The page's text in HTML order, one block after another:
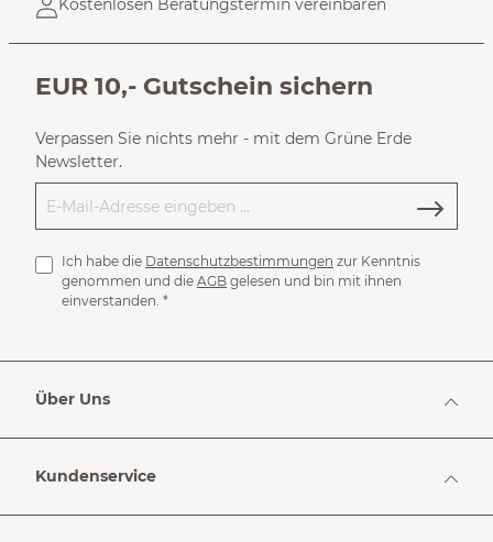
Kostenlosen Beratungstermin vereinbaren
EUR 10,- Gutschein sichern
Verpassen Sie nichts mehr - mit dem Grüne Erde
Newsletter.
Ich habe die Datenschutzbestimmungen zur Kenntnis
genommen und die AGB gelesen und bin mit ihnen
einverstanden. *
Über Uns
Kundenservice